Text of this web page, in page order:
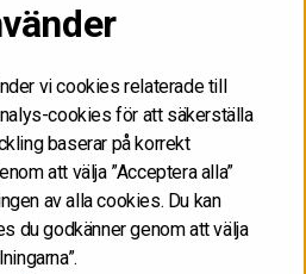
vi cookies relaterade till
cookies för att säkerställa
baserar på korrekt
att välja ”Acceptera alla”
av alla cookies. Du kan
du godkänner genom att välja
VARE
ELLER
ELLER TILL
Internetsidorna får inte